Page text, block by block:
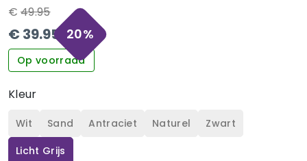
€ 49.95
€ 39.95 20%
Op voorraad
Kleur
Wit Sand Antraciet Naturel
Zwart
Licht Grijs